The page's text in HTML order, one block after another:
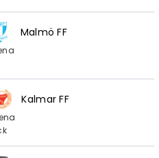
Malmö FF
Kalmar FF